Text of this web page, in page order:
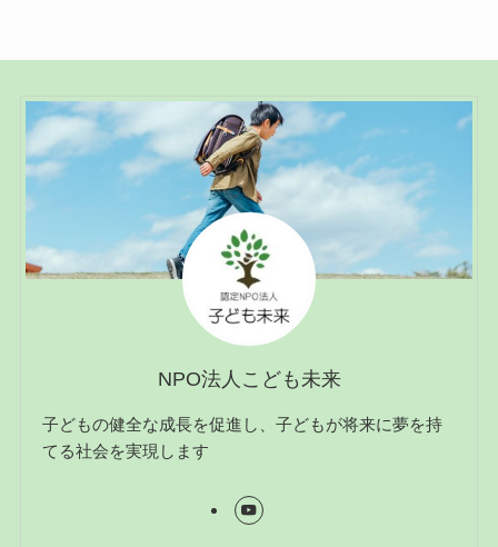
NPO法人こども未来
子どもの健全な成長を促進し、子どもが将来に夢を持
てる社会を実現します